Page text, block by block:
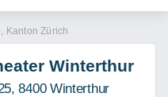
Kanton Zürich
Winterthur
8400 Winterthur